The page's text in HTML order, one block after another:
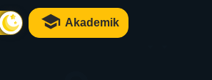
Akademik